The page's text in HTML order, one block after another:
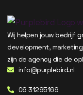
Wij helpen jouw bedrijf
development,
zijn de agency die de
info@purplebird.nl
06 31295169